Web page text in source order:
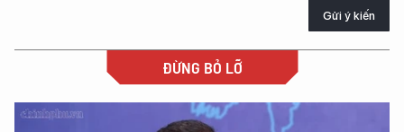
Gửi ý kiến
ĐỪNG BỎ LỠ